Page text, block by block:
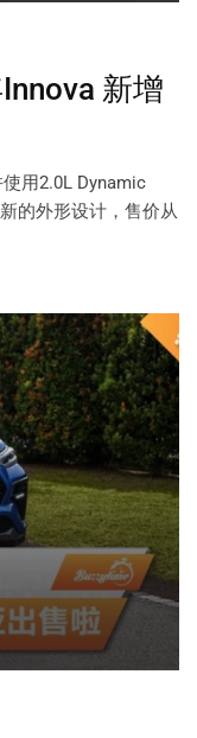
新增
用2.0L Dynamic
的外形设计，售价从